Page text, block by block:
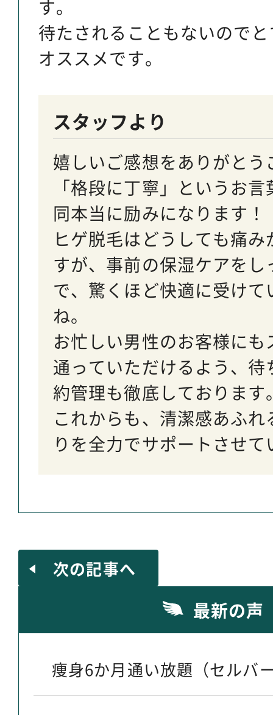
す。
待たされることもないので
オススメです。
スタッフより
嬉しいご感想をありがと
「格段に丁寧」というお
同本当に励みになります！
ヒゲ脱毛はどうしても痛
すが、事前の保湿ケアを
で、驚くほど快適に受け
ね。
お忙しい男性のお客様に
通っていただけるよう、
約管理も徹底しております
これからも、清潔感あふ
りを全力でサポートさせ
次の記事へ
最新の声
痩身6か月通い放題（セルバ